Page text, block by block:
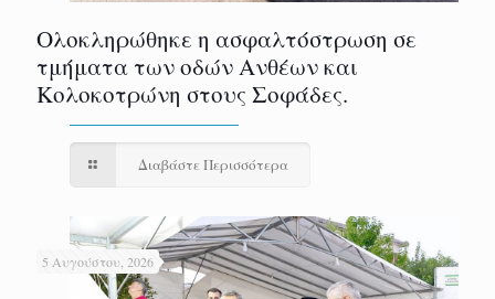
Ολοκληρώθηκε η ασφαλτόστρωση σε
τμήματα των οδών Ανθέων και
Κολοκοτρώνη στους Σοφάδες.
Διαβάστε Περισσότερα
5 Αυγούστου, 2026